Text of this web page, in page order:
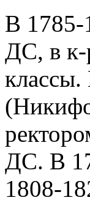
В 1785-
ДС, в к-
ДС. В
1808-